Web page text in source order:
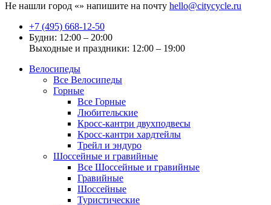
Не нашли город «» напишите на почту hello@citycycle.ru
+7 (495) 668-12-50
Будни: 12:00 – 20:00
Выходные и праздники: 12:00 – 19:00
Велосипеды
Все Велосипеды
Горные
Все Горные
Любительские
Кросс-кантри двухподвесы
Кросс-кантри хардтейлы
Трейл и эндуро
Шоссейные и гравийные
Все Шоссейные и гравийные
Гравийные
Шоссейные
Туристические